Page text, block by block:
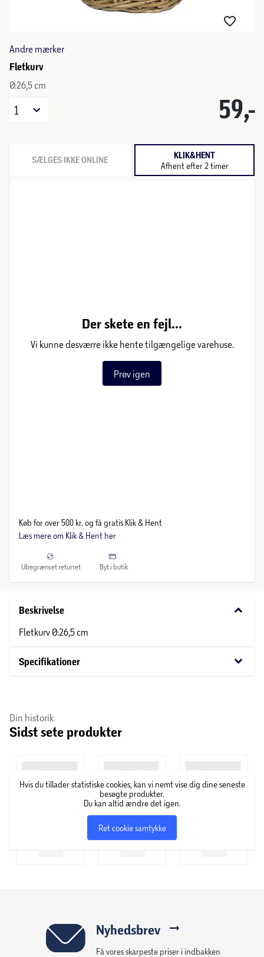
Andre mærker
Fletkurv
Ø:26,5 cm
59,-
1
SÆLGES IKKE ONLINE KLIK&HENT
Afhent efter 2 timer
Der skete en fejl...
Vi kunne desværre ikke hente tilgængelige varehuse.
Prøv igen
Køb for over 500 kr. og få gratis Klik & Hent
Læs mere om Klik & Hent her
Ubegrænset returret Byt i butik
Beskrivelse keyboard_arrow_down
Fletkurv Ø:26,5 cm
Specifikationer keyboard_arrow_down
Din historik
Sidst sete produkter
Hvis du tillader statistiske cookies, kan vi nemt vise dig dine seneste
besøgte produkter.
Du kan altid ændre det igen.
Ret cookie samtykke
Nyhedsbrev
Få vores skarpeste priser i indbakken